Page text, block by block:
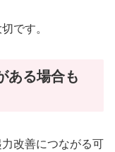
です。
ある場合も
改善につながる可